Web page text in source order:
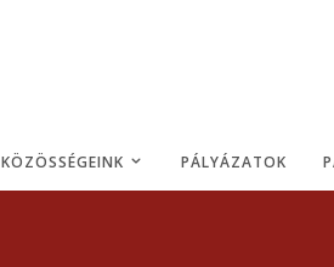
KÖZÖSSÉGEINK PÁLYÁZATOK